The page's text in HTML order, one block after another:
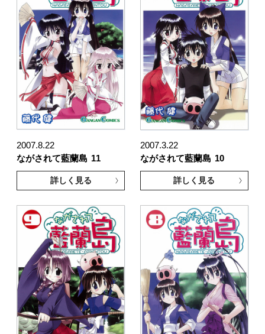
2007.8.22
ながされて藍蘭島 11
詳しく見る
2007.3.22
ながされて藍蘭島 10
詳しく見る